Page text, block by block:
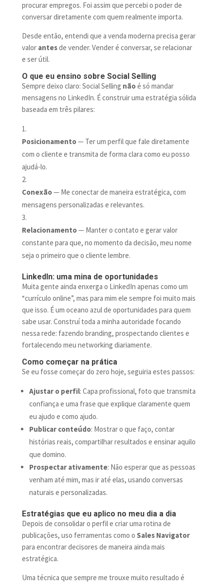
procurar empregos. Foi assim que percebi o poder de
conversar diretamente com quem realmente importa.
Desde então, entendi que a venda moderna precisa gerar
valor antesde vender. Vender é conversar, se relacionar
e ser útil.
O que eu ensino sobre Social Selling
Sempre deixo claro: Social Selling nãoé só mandar
mensagens no LinkedIn. É construir uma estratégia sólida
baseada em três pilares:
Posicionamento— Ter um perfil que fale diretamente
com o cliente e transmita de forma clara como eu posso
ajudá-lo.
Conexão— Me conectar de maneira estratégica, com
mensagens personalizadas e relevantes.
Relacionamento— Manter o contato e gerar valor
constante para que, no momento da decisão, meu nome
seja o primeiro que o cliente lembre.
LinkedIn: uma mina de oportunidades
Muita gente ainda enxerga o LinkedIn apenas como um
“currículo online”, mas para mim ele sempre foi muito mais
que isso. É um oceano azul de oportunidades para quem
sabe usar. Construí toda a minha autoridade focando
nessa rede: fazendo branding, prospectando clientes e
fortalecendo meu networking diariamente.
Como começar na prática
Se eu fosse começar do zero hoje, seguiria estes passos:
Ajustar o perfil: Capa profissional, foto que transmita
confiança e uma frase que explique claramente quem
eu ajudo e como ajudo.
Publicar conteúdo: Mostrar o que faço, contar
histórias reais, compartilhar resultados e ensinar aquilo
que domino.
Prospectar ativamente: Não esperar que as pessoas
venham até mim, mas ir até elas, usando conversas
naturais e personalizadas.
Estratégias que eu aplico no meu dia a dia
Depois de consolidar o perfil e criar uma rotina de
publicações, uso ferramentas como o Sales Navigator
para encontrar decisores de maneira ainda mais
estratégica.
Uma técnica que sempre me trouxe muito resultado é